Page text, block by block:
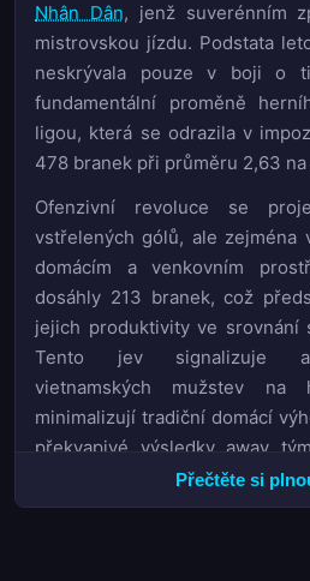
Nhân Dân, jenž suverénním
mistrovskou jízdu. Podstata
neskrývala pouze v boji o
fundamentální proměně
ligou, která se odrazila v
478 branek při průměru 2,63 na
Ofenzivní revoluce se
vstřelených gólů, ale zejména
domácím a venkovním
dosáhly 213 branek, což
jejich produktivity ve srovnání
Tento jev signalizuje
vietnamských mužstev na
minimalizují tradiční domácí
překvapivé výsledky away
relevantnějšími, přičemž
přehodnotit své marže
Přečtěte si